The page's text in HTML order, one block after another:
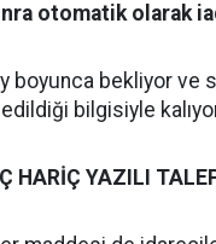
otomatik olarak
boyunca bekliyor ve
bilgisiyle
HARİÇ YAZILI